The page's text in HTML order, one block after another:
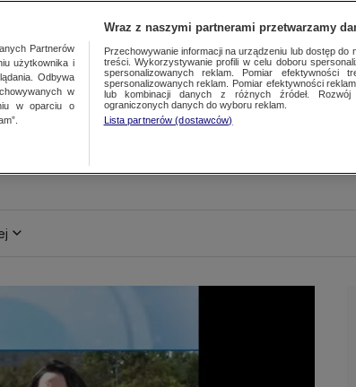
Partnerów
użytkownika i
Odbywa
w
w oparciu o
Wraz z naszymi partnerami przetwarzamy
Przechowywanie informacji na urządzeniu lub dostęp do
treści. Wykorzystywanie profili w celu doboru
spersonalizowanych reklam. Pomiar efektywności
spersonalizowanych reklam. Pomiar efektywności
lub kombinacji danych z różnych źródeł. Rozwój
ograniczonych danych do wyboru reklam.
Lista partnerów (dostawców)